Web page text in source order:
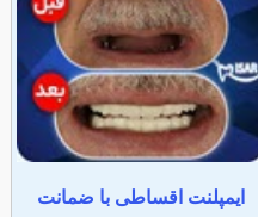
ایمپلنت اقساطی با ضمانت